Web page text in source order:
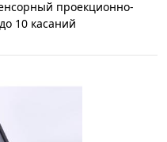
проекционно-
10 касаний